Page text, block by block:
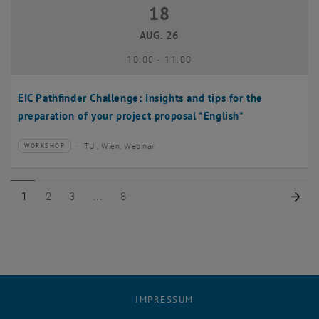
EIC Pathfinder Challenge: Insights and tips for the
preparation of your project proposal *English*
18 August 2026
18
AUG. 26
10:00- bis
11:00
Veranstaltungstyp:
WORKSHOP
Veranstaltungsort:TU , Wien, Webinar
Seite 1 von 8
1 Seite 2 von 8
2 Seite 3 von 8
3 Seite 8 von 8
8
IMPRESSUM